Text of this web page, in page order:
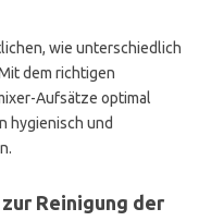
wie unterschiedlich
dem richtigen
Aufsätze optimal
hygienisch und
Reinigung der